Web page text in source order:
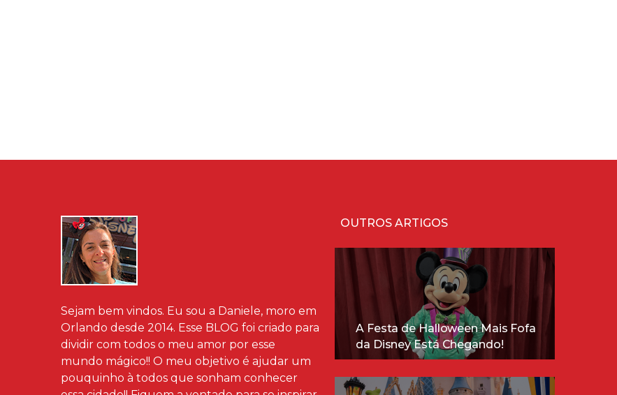
Sejam bem vindos. Eu sou a Daniele, moro em
Orlando desde 2014. Esse BLOG foi criado para
dividir com todos o meu amor por esse
mundo mágico!! O meu objetivo é ajudar um
pouquinho à todos que sonham conhecer
OUTROS ARTIGOS
A Festa de Halloween Mais Fofa
da Disney Está Chegando!